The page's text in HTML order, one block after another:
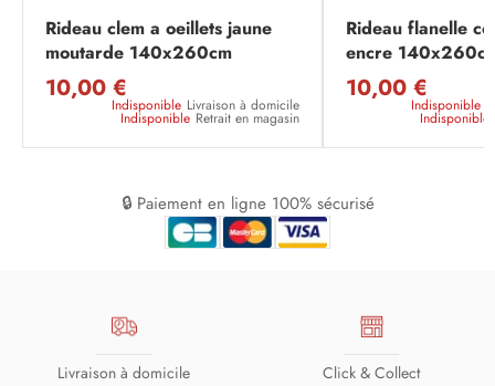
Rideau clem a oeillets jaune
moutarde 140x260cm
10,00 €
Indisponible Livraison à domicile
Indisponible Retrait en magasin
Rideau flanelle
encre
10,00 €
Indisponible
Indisponible
🔒 Paiement en ligne 100% sécurisé
Livraison à domicile Click & Collect